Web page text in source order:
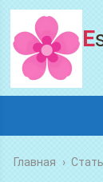
Главная ›